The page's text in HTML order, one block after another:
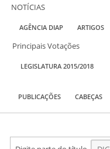
NOTÍCIAS
AGÊNCIA DIAP ARTIGOS
Principais Votações
LEGISLATURA 2015/2018
PUBLICAÇÕES CABEÇAS